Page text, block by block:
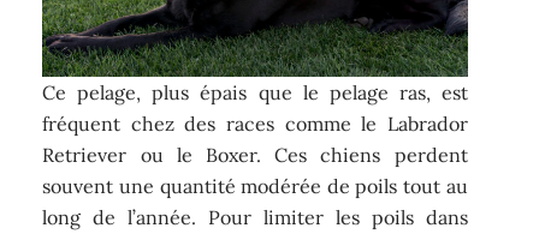
Ce pelage, plus épais que le pelage ras, est
fréquent chez des races comme le Labrador
Retriever ou le Boxer. Ces chiens perdent
souvent une quantité modérée de poils tout au
long de l’année. Pour limiter les poils dans